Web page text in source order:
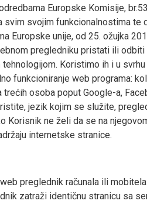
Europske Komisije,
svojim funkcionalnostima te
unije, od 25. ožujka
pregledniku pristati ili
Koristimo ih i u
funkcioniranje web programa:
osoba poput Google-a,
jezik kojim se služite,
ne želi da se na
internetske stranice.
preglednik računala ili
zatraži identičnu stranicu sa